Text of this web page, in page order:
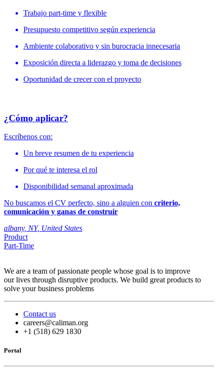
Trabajo part-time y flexible
Presupuesto competitivo según experiencia
Ambiente colaborativo y sin burocracia innecesaria
Exposición directa a liderazgo y toma de decisiones
Oportunidad de crecer con el proyecto
¿Cómo aplicar?
Escríbenos con:
Un breve resumen de tu experiencia
Por qué te interesa el rol
Disponibilidad semanal aproximada
No buscamos el CV perfecto, sino a alguien con criterio,
comunicación y ganas de construir
albany, NY, United States
Product
Part-Time
We are a team of passionate people whose goal is to improve
our lives through disruptive products. We build great products to
solve your business problems
Contact us
careers@caliman.org
+1 (518) 629 1830
Portal